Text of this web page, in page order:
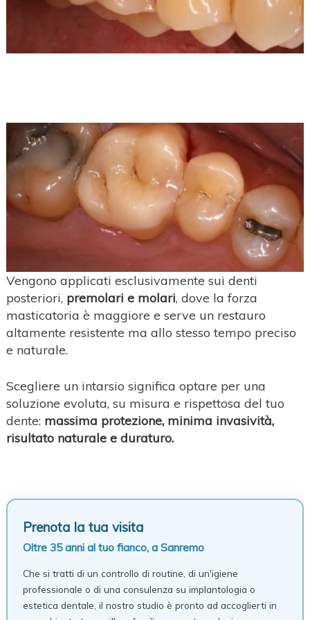
Vengono applicati esclusivamente sui denti
posteriori, premolari e molari, dove la forza
masticatoria è maggiore e serve un restauro
altamente resistente ma allo stesso tempo preciso
e naturale.
Scegliere un intarsio significa optare per una
soluzione evoluta, su misura e rispettosa del tuo
dente: massima protezione, minima invasività,
risultato naturale e duraturo.
Prenota la tua visita
Oltre 35 anni al tuo fianco, a Sanremo
Che si tratti di un controllo di routine, di un'igiene
professionale o di una consulenza su implantologia o
estetica dentale, il nostro studio è pronto ad accoglierti in